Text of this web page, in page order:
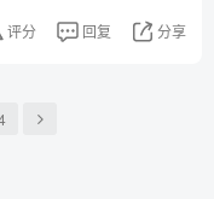
评分 回复 分享